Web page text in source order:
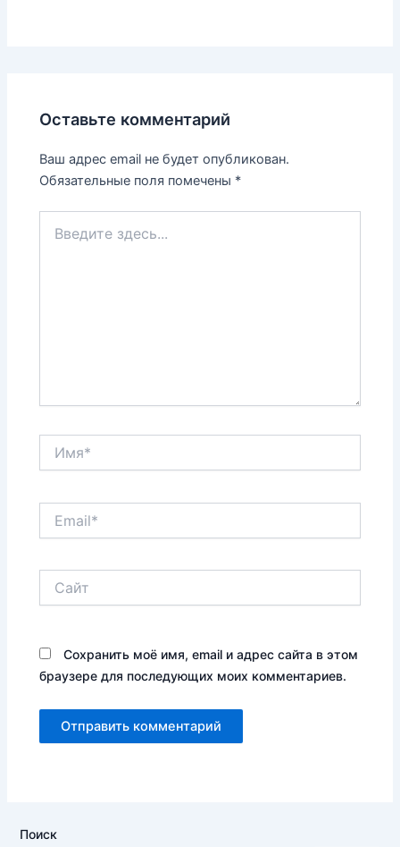
Оставьте комментарий
Ваш адрес email не будет опубликован.
Обязательные поля помечены *
здесь...
Сохранить моё имя, email и адрес сайта в этом
браузере для последующих моих комментариев.
Поиск